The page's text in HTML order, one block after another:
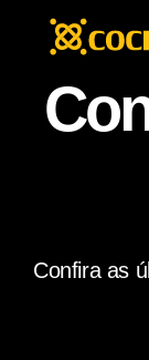
Confira as